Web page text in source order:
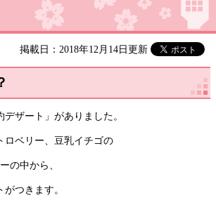
掲載日：2018年12月14日更新
ザート」がありました。
ロベリー、豆乳イチゴの
の中から、
つきます。